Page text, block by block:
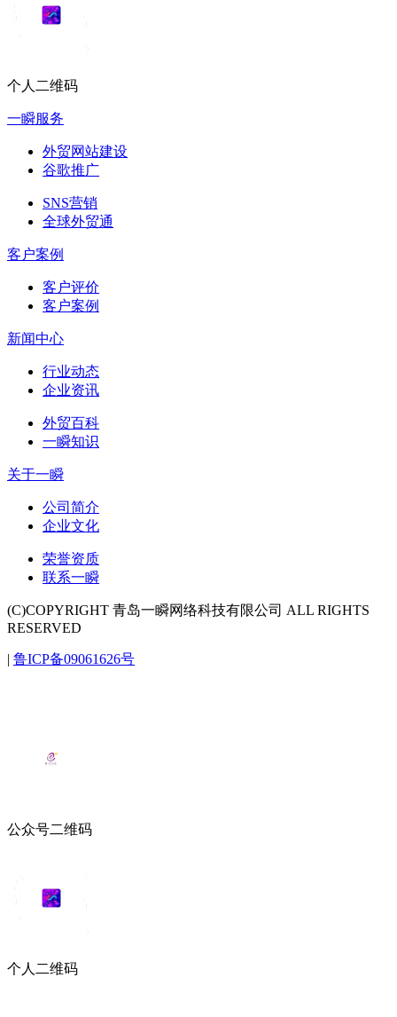
个人二维码
一瞬服务
外贸网站建设
谷歌推广
SNS营销
全球外贸通
客户案例
客户评价
客户案例
新闻中心
行业动态
企业资讯
外贸百科
一瞬知识
关于一瞬
公司简介
企业文化
荣誉资质
联系一瞬
(C)COPYRIGHT 青岛一瞬网络科技有限公司 ALL RIGHTS
RESERVED
| 鲁ICP备09061626号
公众号二维码
个人二维码